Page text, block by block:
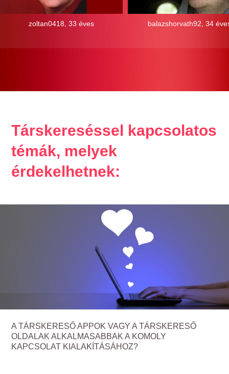
zoltan0418, 33 éves balazshorvath92, 34
Társkereséssel kapcsolatos
témák, melyek
érdekelhetnek:
A TÁRSKERESŐ APPOK VAGY A TÁRSKERESŐ
OLDALAK ALKALMASABBAK A KOMOLY
KAPCSOLAT KIALAKÍTÁSÁHOZ?